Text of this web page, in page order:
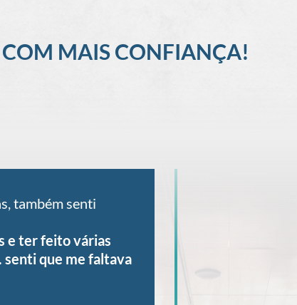
MAIS CONFIANÇA!
também senti
e ter feito várias
senti que me faltava